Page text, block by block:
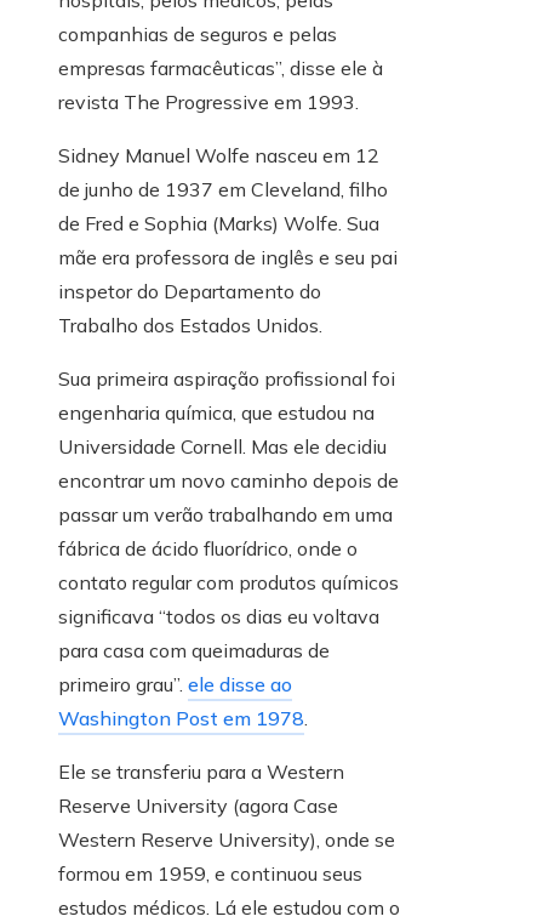
companhias de seguros e pelas
empresas farmacêuticas”, disse ele à
revista The Progressive em 1993.
Sidney Manuel Wolfe nasceu em 12
de junho de 1937 em Cleveland, filho
de Fred e Sophia (Marks) Wolfe. Sua
mãe era professora de inglês e seu pai
inspetor do Departamento do
Trabalho dos Estados Unidos.
Sua primeira aspiração profissional foi
engenharia química, que estudou na
Universidade Cornell. Mas ele decidiu
encontrar um novo caminho depois de
passar um verão trabalhando em uma
fábrica de ácido fluorídrico, onde o
contato regular com produtos químicos
significava “todos os dias eu voltava
para casa com queimaduras de
primeiro grau”. ele disse ao
Washington Post em 1978.
Ele se transferiu para a Western
Reserve University (agora Case
Western Reserve University), onde se
formou em 1959, e continuou seus
estudos médicos. Lá ele estudou com o